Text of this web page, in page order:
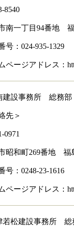
8540
南一丁目94番地
号：024-935-1329
ページアドレス：
建設事務所 総務
先＞
0971
昭和町269番地 福
号：0248-23-1616
ページアドレス：
若松建設事務所